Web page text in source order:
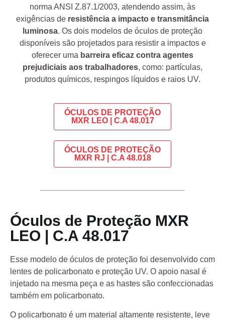
norma ANSI Z.87.1/2003, atendendo assim, às
exigências de resistência a impacto e transmitância
luminosa. Os dois modelos de óculos de proteção
disponíveis são projetados para resistir a impactos e
oferecer uma barreira eficaz contra agentes
prejudiciais aos trabalhadores, como: partículas,
produtos químicos, respingos líquidos e raios UV.
ÓCULOS DE PROTEÇÃO
MXR LEO | C.A 48.017
ÓCULOS DE PROTEÇÃO
MXR RJ | C.A 48.018
Óculos de Proteção MXR
LEO | C.A 48.017
Esse modelo de óculos de proteção foi desenvolvido com
lentes de policarbonato e proteção UV. O apoio nasal é
injetado na mesma peça e as hastes são confeccionadas
também em policarbonato.
O policarbonato é um material altamente resistente, leve